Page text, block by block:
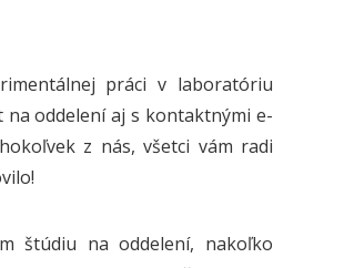
práci v laboratóriu
oddelení aj s kontaktnými e-
z nás, všetci vám radi
štúdiu na oddelení, nakoľko